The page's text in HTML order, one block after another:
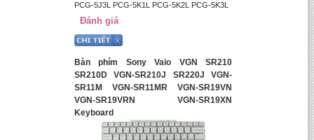
PCG-5J3L PCG-5K1L PCG-5K2L PCG-5K3L
Đánh giá
Bàn phím Sony Vaio VGN SR210
SR210D VGN-SR210J SR220J VGN-
SR11M VGN-SR11MR VGN-SR19VN
VGN-SR19VRN VGN-SR19XN
Keyboard